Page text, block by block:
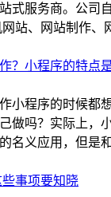
式服务商。公司
站、网站制作、
？小程序的特点是
小程序的时候都
做吗？实际上，
名义应用，但是
事项要知晓